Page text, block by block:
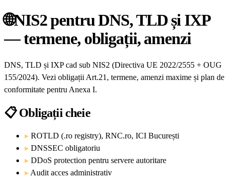
🌐NIS2 pentru DNS, TLD și IXP
— termene, obligații, amenzi
DNS, TLD și IXP cad sub NIS2 (Directiva UE 2022/2555 + OUG
155/2024). Vezi obligații Art.21, termene, amenzi maxime și plan de
conformitate pentru Anexa I.
📋Obligații cheie
▸ ROTLD (.ro registry), RNC.ro, ICI București
▸ DNSSEC obligatoriu
▸ DDoS protection pentru servere autoritare
▸ Audit acces administrativ